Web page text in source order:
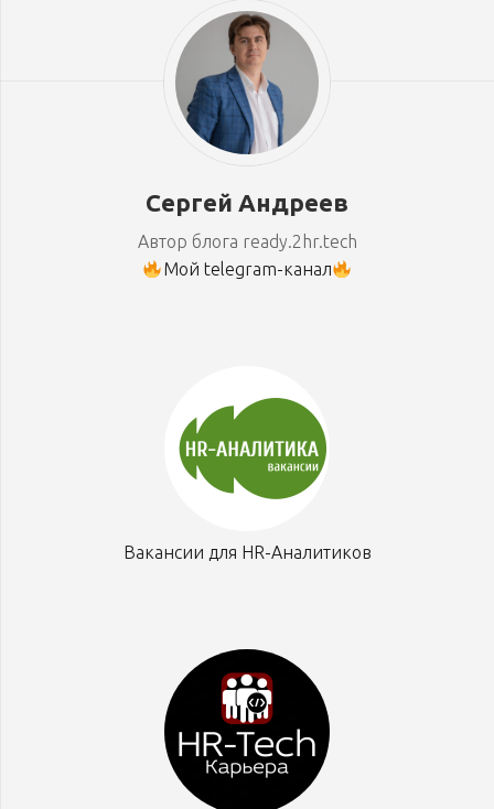
Сергей Андреев
Автор блога ready.2hr.tech
Мой telegram-канал
Вакансии для HR-Аналитиков